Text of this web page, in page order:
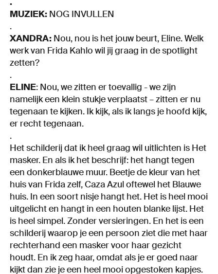
MUZIEK: NOG INVULLEN
.
XANDRA: Nou, nou is het jouw beurt, Eline. Welk
werk van Frida Kahlo wil jij graag in de spotlight
zetten?
.
ELINE: Nou, we zitten er toevallig - we zijn
namelijk een klein stukje verplaatst – zitten er nu
tegenaan te kijken. Ik kijk, als ik langs je hoofd kijk,
er recht tegenaan.
.
Het schilderij dat ik heel graag wil uitlichten is Het
masker. En als ik het beschrijf: het hangt tegen
een donkerblauwe muur. Beetje de kleur van het
huis van Frida zelf, Caza Azul oftewel het Blauwe
huis. In een soort nisje hangt het. Het is heel mooi
uitgelicht en hangt in een houten blanke lijst. Het
is heel simpel. Zonder versieringen. En het is een
schilderij waarop je een persoon ziet die met haar
rechterhand een masker voor haar gezicht
houdt. En ik zeg haar, omdat als je er goed naar
kijkt dan zie je een heel mooi opgestoken kapjes.